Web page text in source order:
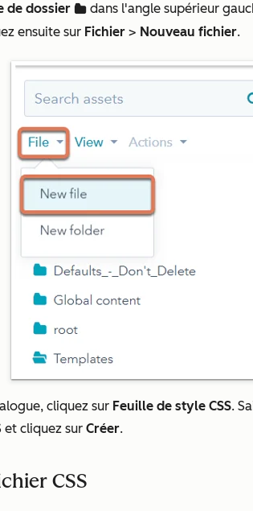
de dossier folder dans l'angle supérieur
ensuite sur Fichier > Nouveau fichier.
cliquez sur Feuille de style CSS.
et cliquez sur Créer.
CSS